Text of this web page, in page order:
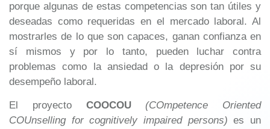
porque algunas de estas competencias son tan útiles y
deseadas como requeridas en el mercado laboral. Al
mostrarles de lo que son capaces, ganan confianza en
sí mismos y por lo tanto, pueden luchar contra
problemas como la ansiedad o la depresión por su
desempeño laboral.
El proyecto COOCOU
(COmpetence Oriented
COUnselling for cognitively impaired persons) es un